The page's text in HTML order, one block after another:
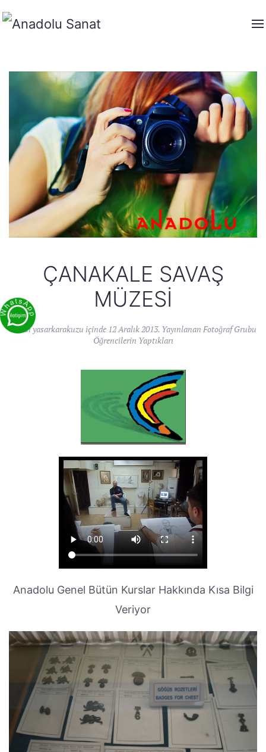
ÇANAKALE SAVAŞ
MÜZESI
Yazanyasarkarakuzu içinde 12 Aralık 2013. Yayınlanan Fotoğraf Grubu
Öğrencilerin Yaptıkları
Anadolu Genel Bütün Kurslar Hakkında Kısa Bilgi
Veriyor